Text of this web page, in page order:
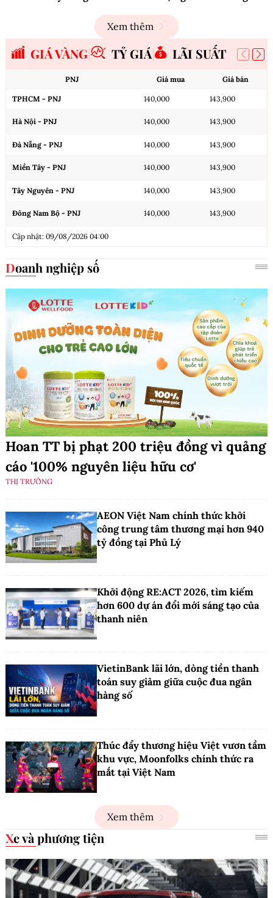
Xem thêm
GIÁ VÀNG TỶ GIÁ LÃI SUẤT
PNJ Giá mua Giá bán
TPHCM - PNJ 140,000 143,900
Hà Nội - PNJ 140,000 143,900
Đà Nẵng - PNJ 140,000 143,900
Miền Tây - PNJ 140,000 143,900
Tây Nguyên - PNJ 140,000 143,900
Đông Nam Bộ - PNJ 140,000 143,900
Cập nhật: 09/08/2026 04:00
Doanh nghiệp số
Hoan TT bị phạt 200 triệu đồng vì quảng
cáo '100% nguyên liệu hữu cơ'
THỊ TRƯỜNG
AEON Việt Nam chính thức khởi
công trung tâm thương mại hơn 940
tỷ đồng tại Phủ Lý
Khởi động RE:ACT 2026, tìm kiếm
hơn 600 dự án đổi mới sáng tạo của
thanh niên
VietinBank lãi lớn, dòng tiền thanh
toán suy giảm giữa cuộc đua ngân
hàng số
Thúc đẩy thương hiệu Việt vươn tầm
khu vực, Moonfolks chính thức ra
mắt tại Việt Nam
Xem thêm
Xe và phương tiện